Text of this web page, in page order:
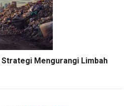
Mengurangi Limbah